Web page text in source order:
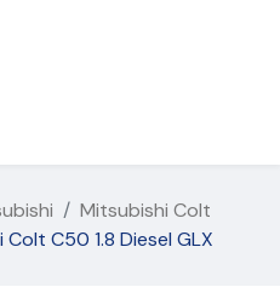
Mitsubishi Colt
C50 1.8 Diesel GLX